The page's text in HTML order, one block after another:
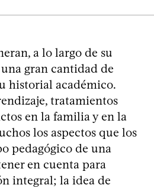
a lo largo de su
gran cantidad de
historial académico.
tratamientos
en la familia y en la
los aspectos que los
pedagógico de una
en cuenta para
integral; la idea de